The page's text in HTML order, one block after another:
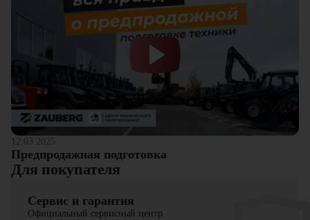
12.03.2025
Предпродажная подготовка
Для покупателя
Сервис и гарантия
Официальный сервисный центр